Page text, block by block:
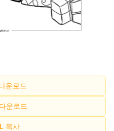
운로드
운로드
복사